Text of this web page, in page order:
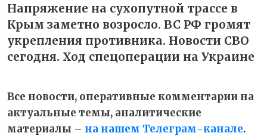
Напряжение на сухопутной трассе в
Крым заметно возросло. ВС РФ громят
укрепления противника. Новости СВО
сегодня. Ход спецоперации на Украине
Все новости, оперативные комментарии на
актуальные темы, аналитические
материалы – на нашем Телеграм-канале.